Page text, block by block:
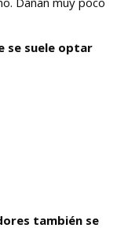
se suele optar
también se